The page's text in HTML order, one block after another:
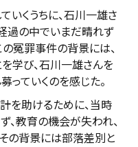
いくうちに、石川一雄さ
過の中でいまだ晴れず
の冤罪事件の背景には、
学び、石川一雄さんを
っていくのを感じた。
を助けるために、当時
、教育の機会が失われ、
の背景には部落差別と